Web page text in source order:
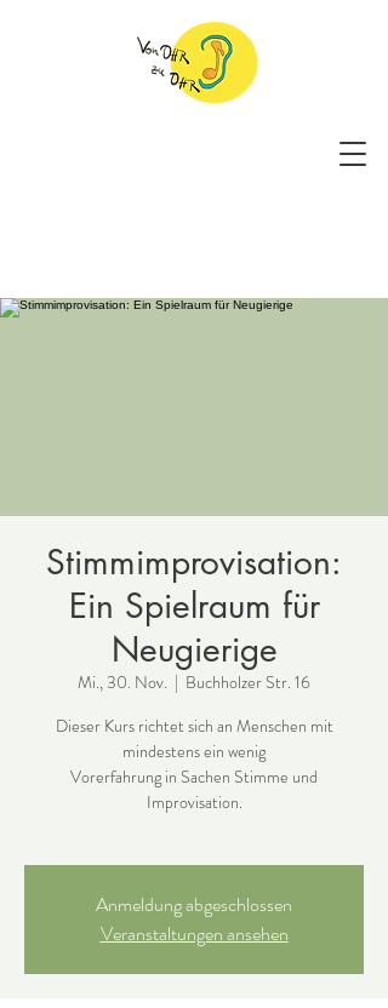
Stimmimprovisation:
Ein Spielraum für
Neugierige
Mi., 30. Nov.
  |
Buchholzer Str. 16
Dieser Kurs richtet sich an Menschen mit
mindestens ein wenig
Vorerfahrung in Sachen Stimme und
Improvisation.
Anmeldung abgeschlossen
Veranstaltungen ansehen